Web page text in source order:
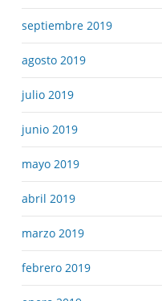
septiembre 2019
agosto 2019
julio 2019
junio 2019
mayo 2019
abril 2019
marzo 2019
febrero 2019